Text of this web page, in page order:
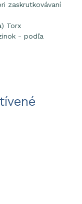
zaskrutkovávaní
Torx
- podľa